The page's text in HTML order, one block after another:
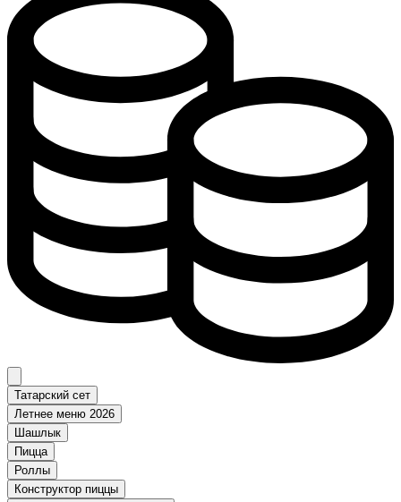
Татарский сет
Летнее меню 2026
Шашлык
Пицца
Роллы
Конструктор пиццы